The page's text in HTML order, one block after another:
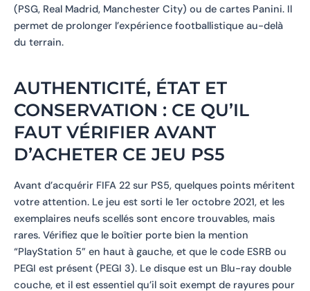
(PSG, Real Madrid, Manchester City) ou de cartes Panini. Il
permet de prolonger l’expérience footballistique au-delà
du terrain.
AUTHENTICITÉ, ÉTAT ET
CONSERVATION : CE QU’IL
FAUT VÉRIFIER AVANT
D’ACHETER CE JEU PS5
Avant d’acquérir FIFA 22 sur PS5, quelques points méritent
votre attention. Le jeu est sorti le 1er octobre 2021, et les
exemplaires neufs scellés sont encore trouvables, mais
rares. Vérifiez que le boîtier porte bien la mention
“PlayStation 5” en haut à gauche, et que le code ESRB ou
PEGI est présent (PEGI 3). Le disque est un Blu-ray double
couche, et il est essentiel qu’il soit exempt de rayures pour